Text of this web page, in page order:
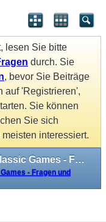
lesen Sie bitte
durch. Sie
, bevor Sie Beiträge
auf 'Registrieren',
Sie können
Sie sich
interessiert.
Diablo 2 Lord of Destruction - Classic Games - Fragen und Antworten
- Fragen und